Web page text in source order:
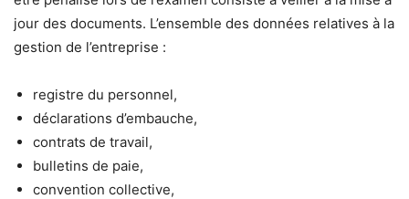
jour des documents. L’ensemble des données relatives à la
gestion de l’entreprise :
registre du personnel,
déclarations d’embauche,
contrats de travail,
bulletins de paie,
convention collective,